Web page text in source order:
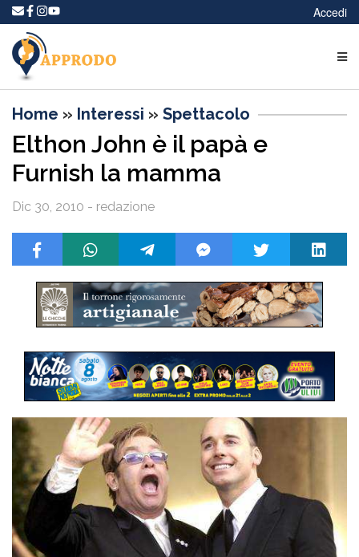
Accedi
Home » Interessi » Spettacolo
Elthon John è il papà e
Furnish la mamma
Dic 30, 2010 - redazione